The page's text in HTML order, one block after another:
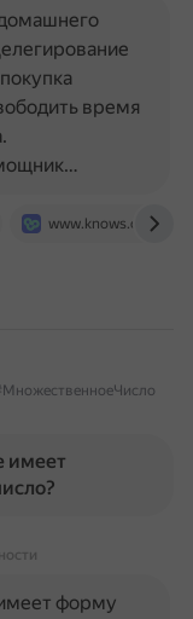
www.knows.com
время
имеет
форму